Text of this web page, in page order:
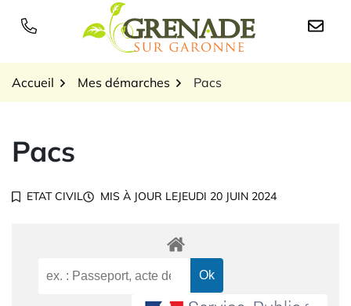
Logo Grenade sur
Accueil Mes démarches Pacs
Pacs
ETAT CIVIL MIS À JOUR LEJEUDI 20 JUIN 2024